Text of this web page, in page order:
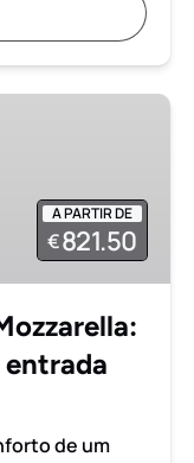
A PARTIR DE
€821.50
de um